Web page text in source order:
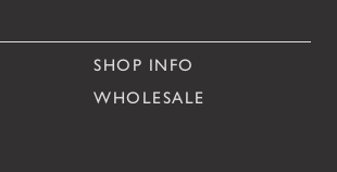
SHOP INFO
WHOLESALE